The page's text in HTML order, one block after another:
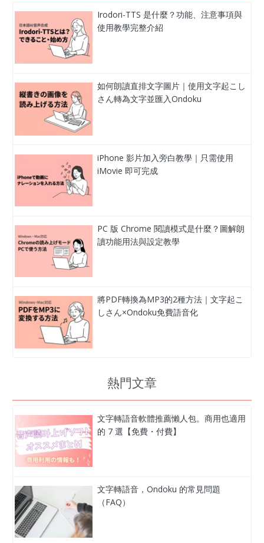
Irodori-TTS 是什麼？功能、注意事項與
使用教學完整介紹
如何朗讀直排文字圖片｜使用文字起こし
さん轉為文字並匯入Ondoku
iPhone 影片加入旁白教學｜只需使用
iMovie 即可完成
PC 版 Chrome 閱讀模式是什麼？圖解朗
讀功能用法與設定教學
將PDF轉換為MP3的2種方法｜文字起こ
しさん×Ondoku免費語音化
熱門文章
文字轉語音軟體推薦懶人包。商用也適用
的 7 選【免費・付費】
文字轉語音，Ondoku 的常見問題
（FAQ）